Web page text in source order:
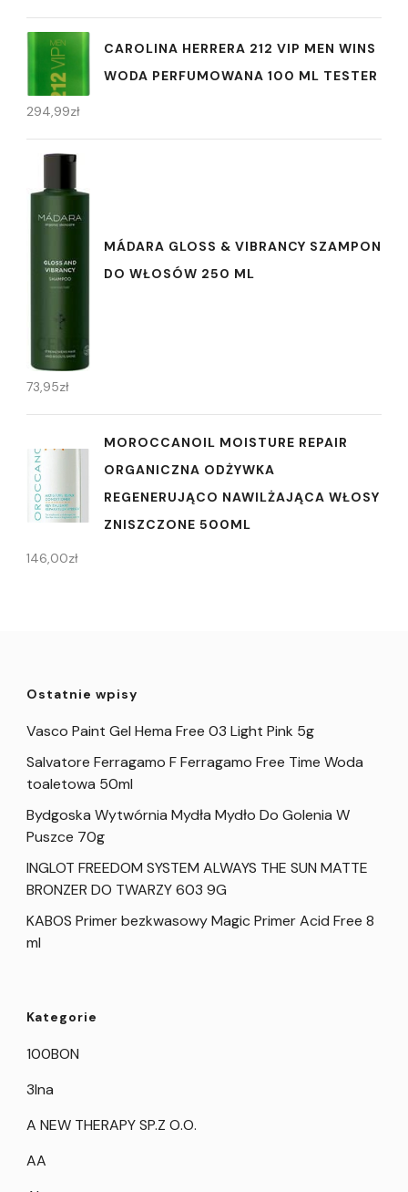
CAROLINA HERRERA 212 VIP MEN WINS
WODA PERFUMOWANA 100 ML TESTER
294,99zł
MÁDARA GLOSS & VIBRANCY SZAMPON
DO WŁOSÓW 250 ML
73,95zł
MOROCCANOIL MOISTURE REPAIR
ORGANICZNA ODŻYWKA
REGENERUJĄCO NAWILŻAJĄCA WŁOSY
ZNISZCZONE 500ML
146,00zł
Ostatnie wpisy
Vasco Paint Gel Hema Free 03 Light Pink 5g
Salvatore Ferragamo F Ferragamo Free Time Woda
toaletowa 50ml
Bydgoska Wytwórnia Mydła Mydło Do Golenia W
Puszce 70g
INGLOT FREEDOM SYSTEM ALWAYS THE SUN MATTE
BRONZER DO TWARZY 603 9G
KABOS Primer bezkwasowy Magic Primer Acid Free 8
ml
Kategorie
100BON
3Ina
A NEW THERAPY SP.Z O.O.
AA